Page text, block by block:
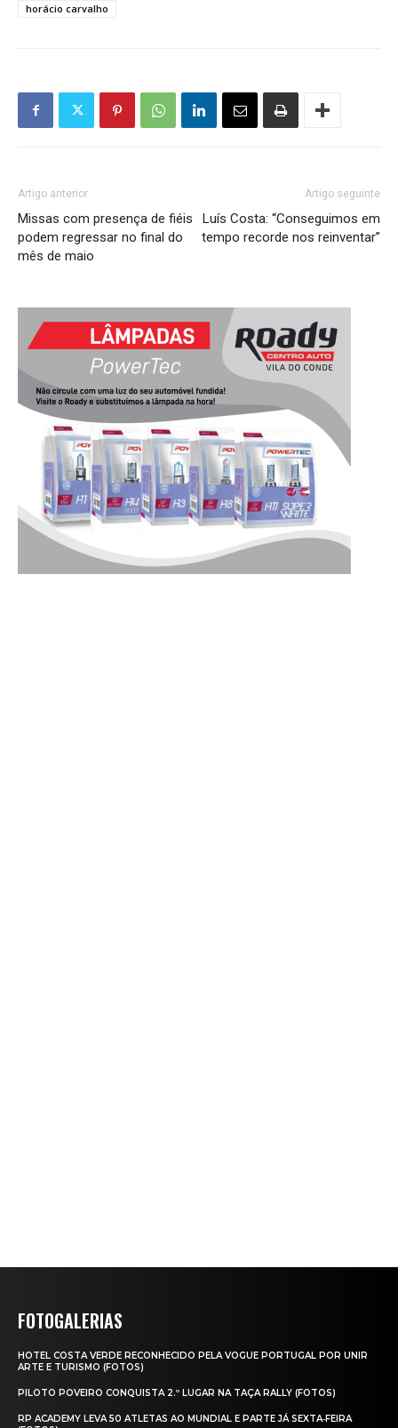
horácio carvalho
Artigo anterior
Missas com presença de fiéis
podem regressar no final do
mês de maio
Artigo seguinte
Luís Costa: “Conseguimos em
tempo recorde nos reinventar”
FOTOGALERIAS
HOTEL COSTA VERDE RECONHECIDO PELA VOGUE PORTUGAL POR UNIR
ARTE E TURISMO (FOTOS)
PILOTO POVEIRO CONQUISTA 2.º LUGAR NA TAÇA RALLY (FOTOS)
RP ACADEMY LEVA 50 ATLETAS AO MUNDIAL E PARTE JÁ SEXTA‑FEIRA